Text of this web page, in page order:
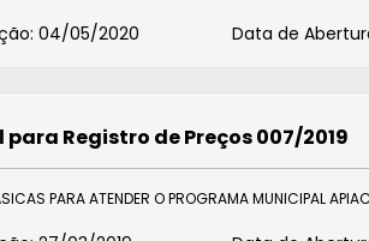
04/05/2020 Data de
Registro de Preços 007/2019
PARA ATENDER O PROGRAMA MUNICIPAL